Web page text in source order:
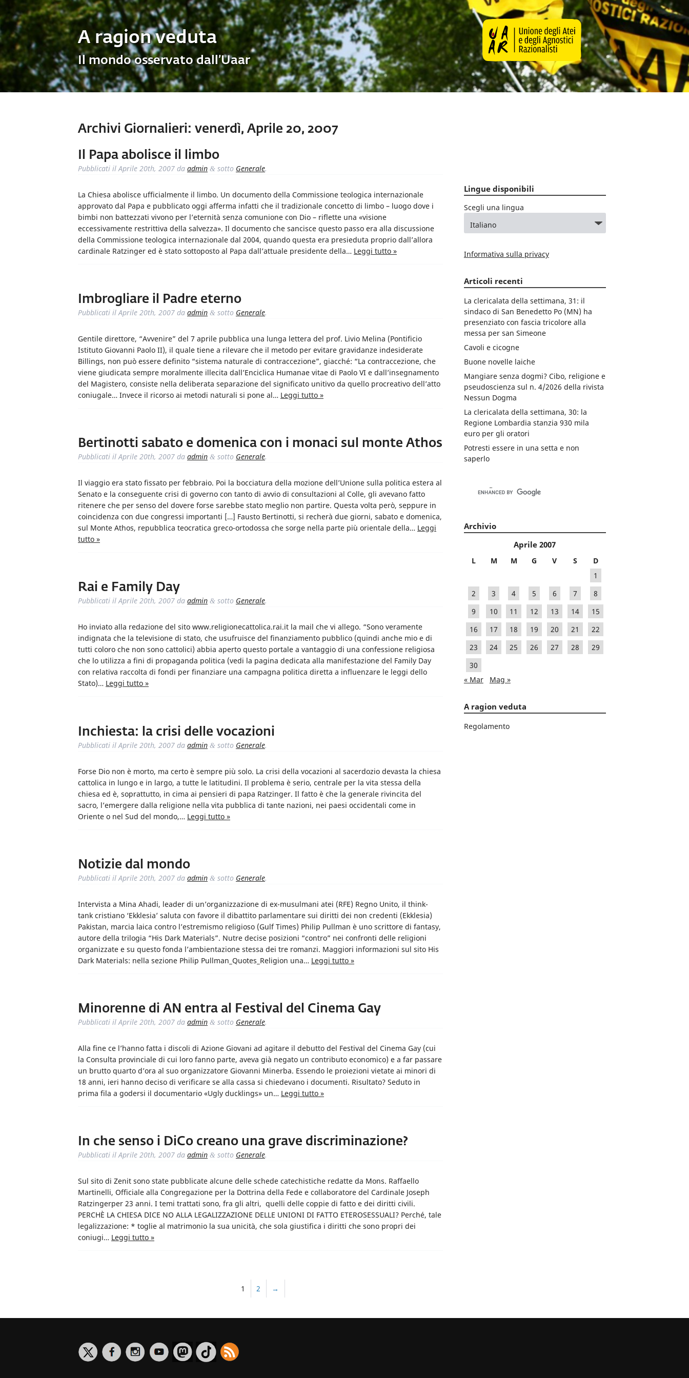
A ragion veduta
Il mondo osservato dall’Uaar
Archivi Giornalieri: venerdì, Aprile 20, 2007
Il Papa abolisce il limbo
Pubblicati il Aprile 20th, 2007 da admin & sotto Generale.
La Chiesa abolisce ufficialmente il limbo. Un documento della Commissione teologica internazionale
approvato dal Papa e pubblicato oggi afferma infatti che il tradizionale concetto di limbo – luogo dove i
bimbi non battezzati vivono per l’eternità senza comunione con Dio – riflette una «visione
eccessivamente restrittiva della salvezza». Il documento che sancisce questo passo era alla discussione
della Commissione teologica internazionale dal 2004, quando questa era presieduta proprio dall’allora
cardinale Ratzinger ed è stato sottoposto al Papa dall’attuale presidente della… Leggi tutto »
Imbrogliare il Padre eterno
Pubblicati ilAprile 20th, 2007 da admin & sotto Generale.
Gentile direttore, “Avvenire” del 7 aprile pubblica una lunga lettera del prof. Livio Melina (Pontificio
Istituto Giovanni Paolo II), il quale tiene a rilevare che il metodo per evitare gravidanze indesiderate
Billings, non può essere definito “sistema naturale di contraccezione”, giacché: “La contraccezione, che
viene giudicata sempre moralmente illecita dall’Enciclica Humanae vitae di Paolo VI e dall’insegnamento
del Magistero, consiste nella deliberata separazione del significato unitivo da quello procreativo dell’atto
coniugale… Invece il ricorso ai metodi naturali si pone al… Leggi tutto »
Bertinotti sabato e domenica con i monaci sul monte Athos
Pubblicati ilAprile 20th, 2007 da admin & sotto Generale.
Il viaggio era stato fissato per febbraio. Poi la bocciatura della mozione dell’Unione sulla politica estera al
Senato e la conseguente crisi di governo con tanto di avvio di consultazioni al Colle, gli avevano fatto
ritenere che per senso del dovere forse sarebbe stato meglio non partire. Questa volta però, seppure in
coincidenza con due congressi importanti […] Fausto Bertinotti, si recherà due giorni, sabato e domenica,
sul Monte Athos, repubblica teocratica greco-ortodossa che sorge nella parte più orientale della… Leggi
tutto »
Rai e Family Day
Pubblicati ilAprile 20th, 2007 da admin & sotto Generale.
Ho inviato alla redazione del sito www.religionecattolica.rai.it la mail che vi allego. “Sono veramente
indignata che la televisione di stato, che usufruisce del finanziamento pubblico (quindi anche mio e di
tutti coloro che non sono cattolici) abbia aperto questo portale a vantaggio di una confessione religiosa
che lo utilizza a fini di propaganda politica (vedi la pagina dedicata alla manifestazione del Family Day
con relativa raccolta di fondi per finanziare una campagna politica diretta a influenzare le leggi dello
Stato)… Leggi tutto »
Inchiesta: la crisi delle vocazioni
Pubblicati il Aprile 20th, 2007 da admin & sotto Generale.
Forse Dio non è morto, ma certo è sempre più solo. La crisi della vocazioni al sacerdozio devasta la chiesa
cattolica in lungo e in largo, a tutte le latitudini. Il problema è serio, centrale per la vita stessa della
chiesa ed è, soprattutto, in cima ai pensieri di papa Ratzinger. Il fatto è che la generale rivincita del
sacro, l’emergere dalla religione nella vita pubblica di tante nazioni, nei paesi occidentali come in
Oriente o nel Sud del mondo,… Leggi tutto »
Notizie dal mondo
Pubblicati ilAprile 20th, 2007 da admin & sotto Generale.
Intervista a Mina Ahadi, leader di un’organizzazione di ex-musulmani atei (RFE) Regno Unito, il think-
tank cristiano ‘Ekklesia’ saluta con favore il dibattito parlamentare sui diritti dei non credenti (Ekklesia)
Pakistan, marcia laica contro l’estremismo religioso (Gulf Times) Philip Pullman è uno scrittore di fantasy,
autore della trilogia “His Dark Materials”. Nutre decise posizioni “contro” nei confronti delle religioni
organizzate e su questo fonda l’ambientazione stessa dei tre romanzi. Maggiori informazioni sul sito His
Dark Materials: nella sezione Philip Pullman_Quotes_Religion una… Leggi tutto »
Minorenne di AN entra al Festival del Cinema Gay
Pubblicati ilAprile 20th, 2007 da admin & sotto Generale.
Alla fine ce l’hanno fatta i discoli di Azione Giovani ad agitare il debutto del Festival del Cinema Gay (cui
la Consulta provinciale di cui loro fanno parte, aveva già negato un contributo economico) e a far passare
un brutto quarto d’ora al suo organizzatore Giovanni Minerba. Essendo le proiezioni vietate ai minori di
18 anni, ieri hanno deciso di verificare se alla cassa si chiedevano i documenti. Risultato? Seduto in
prima fila a godersi il documentario «Ugly ducklings» un… Leggi tutto »
In che senso i DiCo creano una grave discriminazione?
Pubblicati ilAprile 20th, 2007 da admin & sotto Generale.
Sul sito di Zenit sono state pubblicate alcune delle schede catechistiche redatte da Mons. Raffaello
Martinelli, Officiale alla Congregazione per la Dottrina della Fede e collaboratore del Cardinale Joseph
Ratzingerper 23 anni. I temi trattati sono, fra gli altri, quelli delle coppie di fatto e dei diritti civili.
PERCHÈ LA CHIESA DICE NO ALLA LEGALIZZAZIONE DELLE UNIONI DI FATTO ETEROSESSUALI? Perché, tale
legalizzazione: * toglie al matrimonio la sua unicità, che sola giustifica i diritti che sono propri dei
coniugi… Leggi tutto »
1 2 →
Lingue disponibili
Scegli una lingua
Informativa sulla privacy
Articoli recenti
La clericalata della settimana, 31: il
sindaco di San Benedetto Po (MN) ha
presenziato con fascia tricolore alla
messa per san Simeone
Cavoli e cicogne
Buone novelle laiche
Mangiare senza dogmi? Cibo, religione e
pseudoscienza sul n. 4/2026 della rivista
Nessun Dogma
La clericalata della settimana, 30: la
Regione Lombardia stanzia 930 mila
euro per gli oratori
Potresti essere in una setta e non
saperlo
Archivio
Aprile 2007
L M M G V S
D
1
2
3 4 5 6 7
8
9
10 11 12 13 14
15
16
17 18 19 20 21
22
23
24 25 26 27 28
29
30
« Mar
Mag »
A ragion veduta
Regolamento